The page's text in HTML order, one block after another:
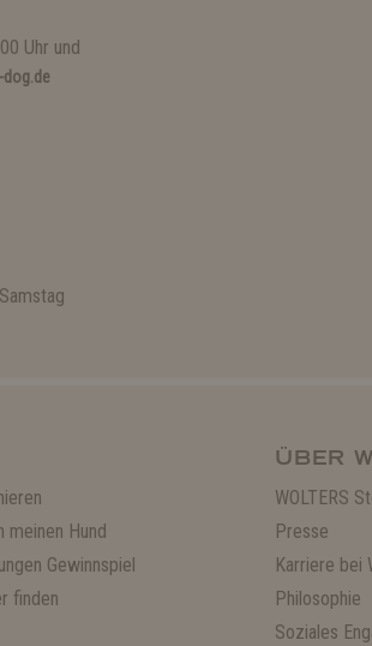
Uhr und
meinen Hund
Gewinnspiel
finden
ÜBER
WOLTERS
Presse
Karriere bei
Philosophie
Soziales